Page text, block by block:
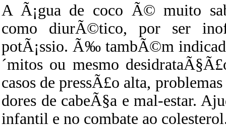
A Ã¡gua de coco Ã© muito
como diurÃ©tico, por ser
potÃ¡ssio. Ã‰ tambÃ©m
´mitos ou mesmo
casos de pressÃ£o alta,
dores de cabeÃ§a e mal-estar.
infantil e no combate ao